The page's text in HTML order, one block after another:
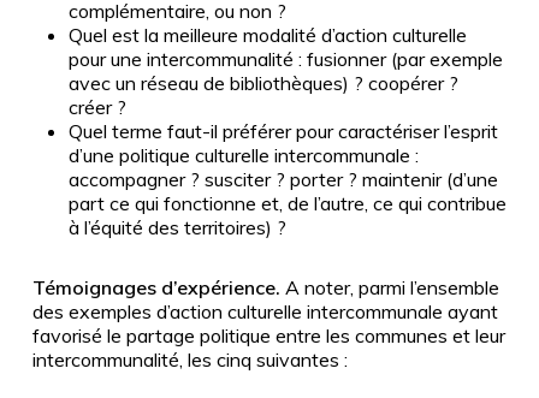
complémentaire, ou non ?
Quel est la meilleure modalité d’action culturelle
pour une intercommunalité : fusionner (par exemple
avec un réseau de bibliothèques) ? coopérer ?
créer ?
Quel terme faut-il préférer pour caractériser l’esprit
d’une politique culturelle intercommunale :
accompagner ? susciter ? porter ? maintenir (d’une
part ce qui fonctionne et, de l’autre, ce qui contribue
à l’équité des territoires) ?
Témoignages d’expérience. A noter, parmi l’ensemble
des exemples d’action culturelle intercommunale ayant
favorisé le partage politique entre les communes et leur
intercommunalité, les cinq suivantes :